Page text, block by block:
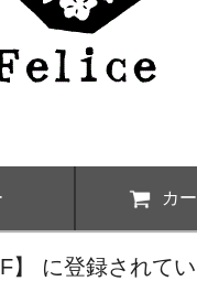
カ
】 に登録されて